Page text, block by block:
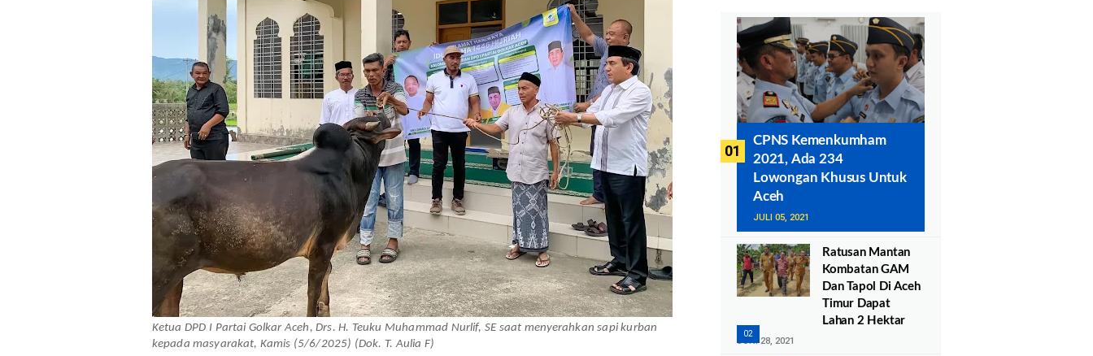
Ketua DPD I Partai Golkar Aceh, Drs. H. Teuku Muhammad Nurlif, SE saat menyerahkan sapi kurban
kepada masyarakat, Kamis (5/6/2025) (Dok. T. Aulia F)
CPNS Kemenkumham
2021, Ada 234
Lowongan Khusus Untuk
Aceh
JULI 05, 2021
Ratusan Mantan
Kombatan GAM
Dan Tapol Di Aceh
Timur Dapat
Lahan 2 Hektar
JUNI 28, 2021